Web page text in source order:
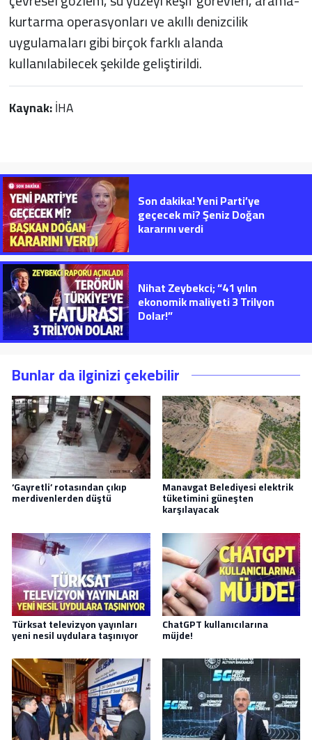
kurtarma operasyonları ve akıllı denizcilik
uygulamaları gibi birçok farklı alanda
kullanılabilecek şekilde geliştirildi.
Kaynak:İHA
Son dakika! Yeni Parti’ye
geçecek mi? Şeniz Doğan
kararını verdi
Nihat Zeybekci; “41 yılın
ekonomik maliyeti 3 Trilyon
Dolar!”
Bunlar da ilginizi çekebilir
‘Gayretli’ rotasından çıkıp
merdivenlerden düştü
Manavgat Belediyesi elektrik
tüketimini güneşten
karşılayacak
Türksat televizyon yayınları
yeni nesil uydulara taşınıyor
ChatGPT kullanıcılarına
müjde!